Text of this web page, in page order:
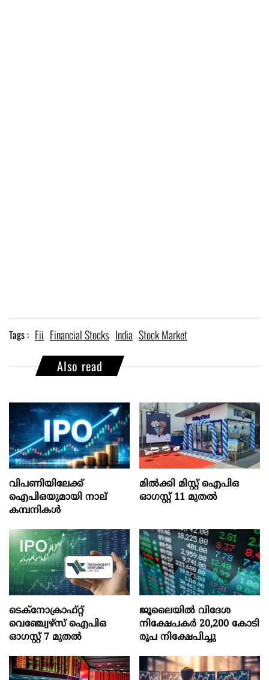
Tags : Fii Financial Stocks India Stock Market
Also read
വിപണിയിലേക്ക്
ഐപിഒയുമായി നാല്
കമ്പനികൾ
മില്‍ക്കി മിസ്റ്റ്‌ ഐപിഒ
ഓഗസ്റ്റ്‌ 11 മുതല്‍
ടെക്‌നോക്രാഫ്‌റ്റ്‌
വെഞ്ച്വേഴ്‌സ്‌ ഐപിഒ
ഓഗസ്റ്റ്‌ 7 മുതല്‍
ജൂലൈയില്‍ വിദേശ
നിക്ഷേപകര്‍ 20,200 കോടി
രൂപ നിക്ഷേപിച്ചു